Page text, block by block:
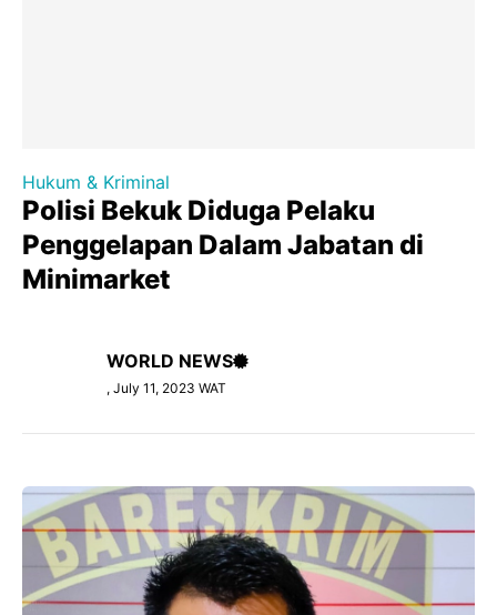
Hukum & Kriminal
Polisi Bekuk Diduga Pelaku
Penggelapan Dalam Jabatan di
Minimarket
WORLD NEWS
, July 11, 2023 WAT